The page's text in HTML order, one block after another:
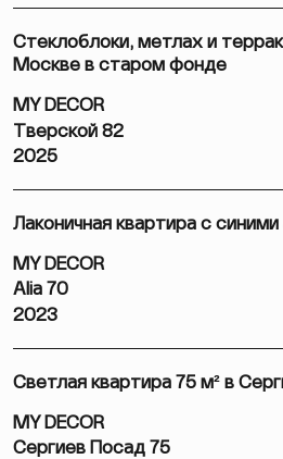
Стеклоблоки, метлах и
Москве в старом фонде
MY DECOR
Тверской 82
2025
Лаконичная квартира с
MY DECOR
Alia 70
2023
Светлая квартира 75 м² в
MY DECOR
Сергиев Посад 75